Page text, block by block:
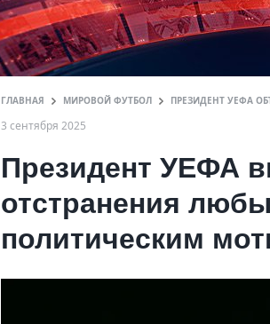
ГЛАВНАЯ МИРОВОЙ ФУТБОЛ ПРЕЗИДЕНТ УЕФА
3 сентября 2025
Президент УЕФА
отстранения
политическим